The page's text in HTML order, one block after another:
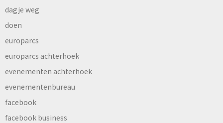
dagje weg
doen
europarcs
europarcs achterhoek
evenementen achterhoek
evenementenbureau
facebook
facebook business